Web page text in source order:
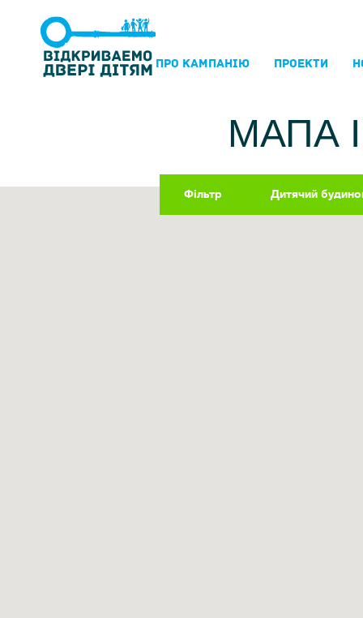
ПРО КАМПАНIЮ ПРОЕКТИ
МАПА
Фільтр Дитячий